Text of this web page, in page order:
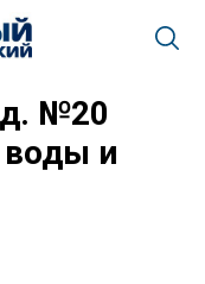
№20
воды и